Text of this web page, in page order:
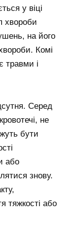
у віці
хвороби
на його
Комі
травми і
Серед
не
бути
або
знову.
тяжкості або